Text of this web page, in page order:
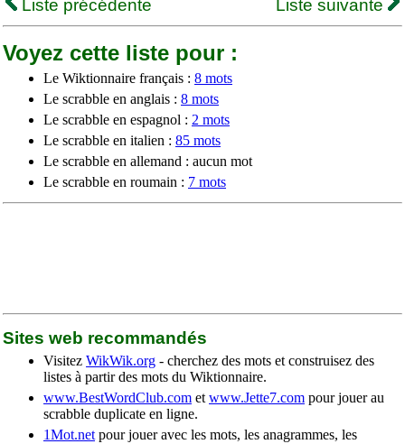
Liste précédente
Liste suivante
Voyez cette liste pour :
Le Wiktionnaire français : 8 mots
Le scrabble en anglais : 8 mots
Le scrabble en espagnol : 2 mots
Le scrabble en italien : 85 mots
Le scrabble en allemand : aucun mot
Le scrabble en roumain : 7 mots
Sites web recommandés
Visitez WikWik.org - cherchez des mots et construisez des
listes à partir des mots du Wiktionnaire.
www.BestWordClub.com et www.Jette7.com pour jouer au
scrabble duplicate en ligne.
1Mot.net pour jouer avec les mots, les anagrammes, les